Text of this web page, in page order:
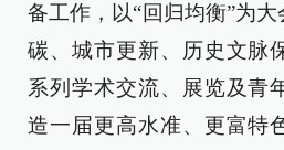
备工作，以“回归均衡”为
碳、城市更新、历史文脉
系列学术交流、展览及青
造一届更高水准、更富特